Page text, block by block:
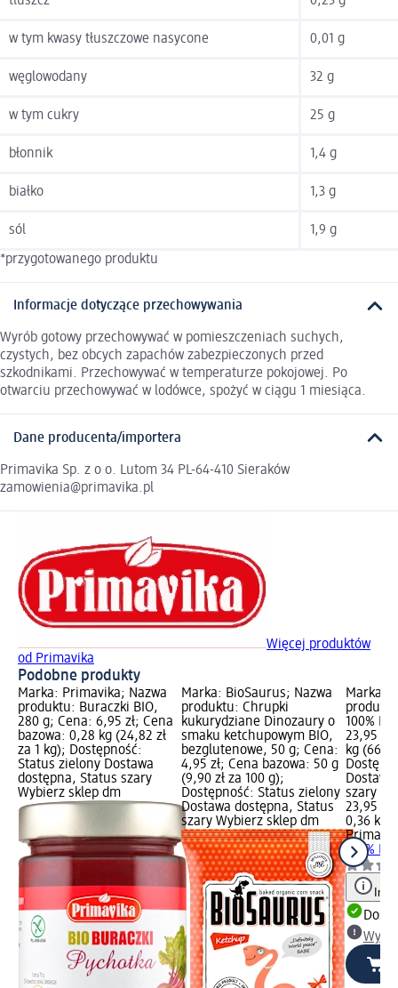
w tym kwasy tłuszczowe nasycone 0,01 g
węglowodany 32 g
w tym cukry 25 g
błonnik 1,4 g
białko 1,3 g
sól 1,9 g
*przygotowanego produktu
Informacje dotyczące przechowywania
Wyrób gotowy przechowywać w pomieszczeniach suchych,
czystych, bez obcych zapachów zabezpieczonych przed
szkodnikami. Przechowywać w temperaturze pokojowej. Po
otwarciu przechowywać w lodówce, spożyć w ciągu 1 miesiąca.
Dane producenta/importera
Primavika Sp. z o o. Lutom 34 PL-64-410 Sieraków
zamowienia@primavika.pl
Więcej produktów
od Primavika
Podobne produkty
Marka: Primavika; Nazwa
produktu: Buraczki BIO,
280 g; Cena: 6,95 zł; Cena
bazowa: 0,28 kg (24,82 zł
za 1 kg); Dostępność:
Status zielony Dostawa
dostępna, Status szary
Wybierz sklep dm
Marka: BioSaurus; Nazwa
produktu: Chrupki
kukurydziane Dinozaury o
smaku ketchupowym BIO,
bezglutenowe, 50 g; Cena:
4,95 zł; Cena bazowa: 50 g
(9,90 zł za 100 g);
Dostępność: Status zielony
Dostawa dostępna, Status
szary Wybierz sklep dm
Marka:
100%
23,95
kg
szary
23,95 zł
0,36 kg
100%